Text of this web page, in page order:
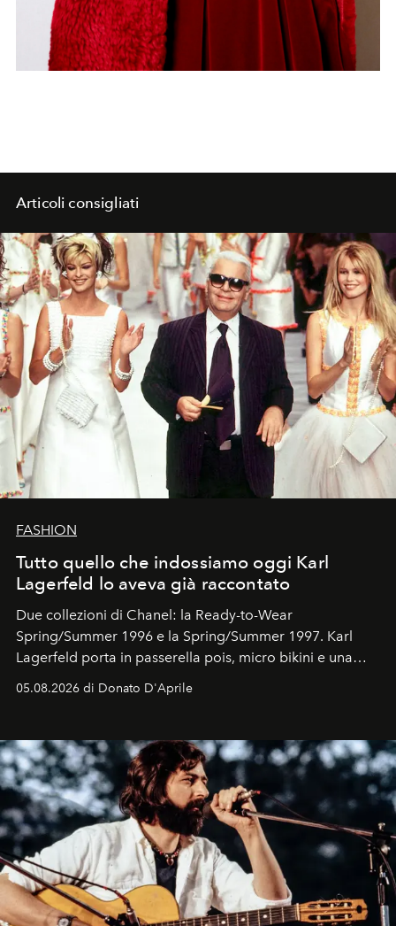
Articoli consigliati
FASHION
Tutto quello che indossiamo oggi Karl
Lagerfeld lo aveva già raccontato
Due collezioni di Chanel: la Ready-to-Wear
Spring/Summer 1996 e la Spring/Summer 1997. Karl
Lagerfeld porta in passerella pois, micro bikini e una
Kate, Claudia e Carla una dietro l'altra. Trent'anni dopo,
uno dei documenti più contemporanei che abbiamo.
05.08.2026 di Donato D'Aprile